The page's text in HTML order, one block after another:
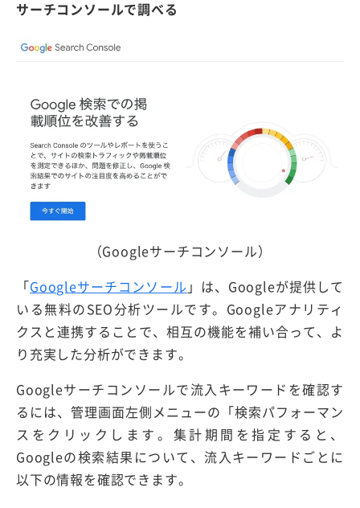
サーチコンソールで調べる
（Googleサーチコンソール）
「Googleサーチコンソール 」は、Googleが提供して
いる無料のSEO分析ツールです。Googleアナリティ
クスと連携することで、相互の機能を補い合って、よ
り充実した分析ができます。
Googleサーチコンソールで流入キーワードを確認す
るには、管理画面左側メニューの「検索パフォーマン
スをクリックします。集計期間を指定すると、
Googleの検索結果について、流入キーワードごとに
以下の情報を確認できます。